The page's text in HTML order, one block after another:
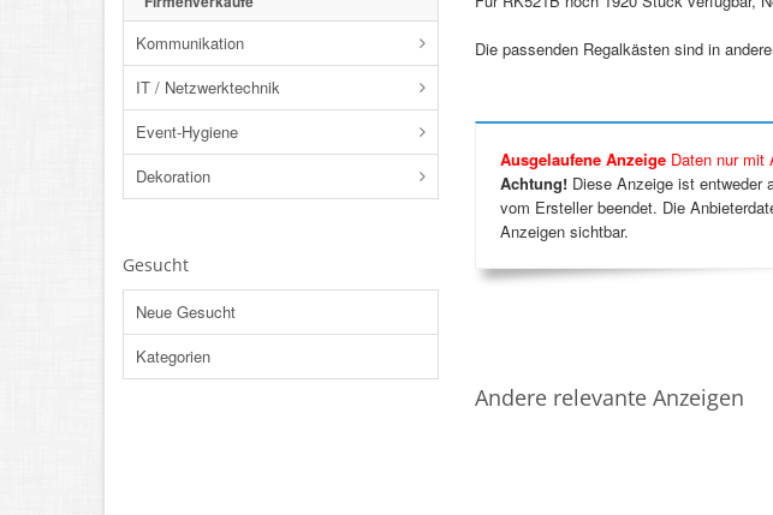
Kommunikation
IT / Netzwerktechnik
Event-Hygiene
Dekoration
Gesucht
Neue Gesucht
Kategorien
Die passenden Regalkästen sind in
Ausgelaufene AnzeigeDaten nur mit
Achtung!Diese Anzeige ist entweder
vom Ersteller beendet. Die
Anzeigen sichtbar.
Andere relevante Anzeigen